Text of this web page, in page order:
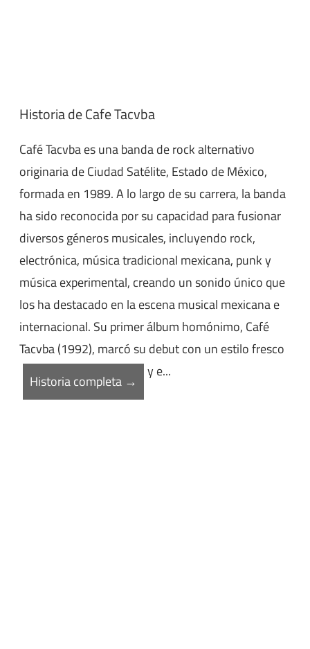
Historia de Cafe Tacvba
Café Tacvba es una banda de rock alternativo
originaria de Ciudad Satélite, Estado de México,
formada en 1989. A lo largo de su carrera, la banda
ha sido reconocida por su capacidad para fusionar
diversos géneros musicales, incluyendo rock,
electrónica, música tradicional mexicana, punk y
música experimental, creando un sonido único que
los ha destacado en la escena musical mexicana e
internacional. Su primer álbum homónimo, Café
Tacvba (1992), marcó su debut con un estilo fresco
y e...
Historia completa →